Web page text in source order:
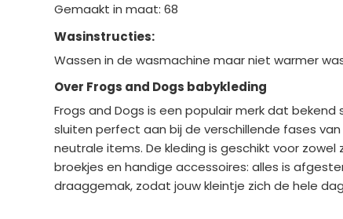
Gemaakt in maat: 68
Wasinstructies:
Wassen in de wasmachine maar niet warmer
Over Frogs and Dogs babykleding
Frogs and Dogs is een populair merk dat
sluiten perfect aan bij de verschillende fases
neutrale items. De kleding is geschikt voor
broekjes en handige accessoires: alles is
draaggemak, zodat jouw kleintje zich de hele